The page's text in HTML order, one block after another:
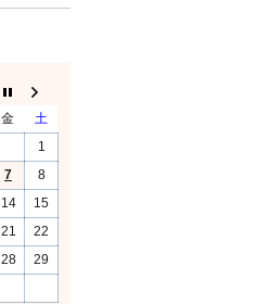
金
土
1
7
8
14
15
21
22
28
29